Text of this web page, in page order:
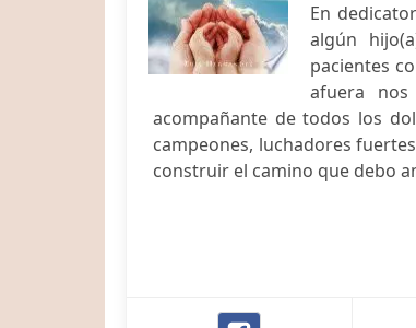
En
algún
pacientes
afuera
acompañante de todos los
campeones, luchadores
construir el camino que debo